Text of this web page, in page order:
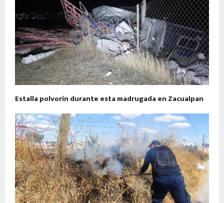
Estalla polvorín durante esta madrugada en Zacualpan